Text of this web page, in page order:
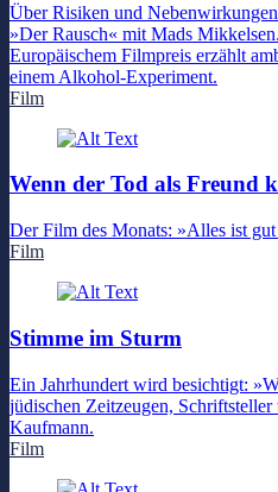
Über Risiken und
»Der Rausch« mit Mads
Europäischem Filmpreis erzählt
einem Alkohol-Experiment.
Film
Wenn der Tod als Freund
Der Film des Monats: »Alles ist
Film
Stimme im Sturm
Ein Jahrhundert wird besichtigt:
jüdischen Zeitzeugen,
Kaufmann.
Film